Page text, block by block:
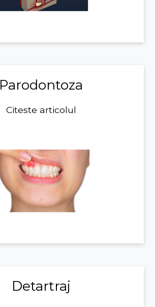
Parodontoza
Citeste articolul
Detartraj